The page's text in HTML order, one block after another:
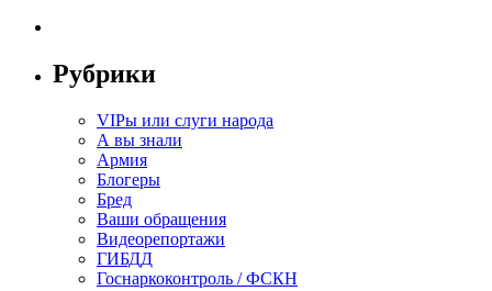
Рубрики
VIPы или слуги народа
А вы знали
Армия
Блогеры
Бред
Ваши обращения
Видеорепортажи
ГИБДД
Госнаркоконтроль / ФСКН